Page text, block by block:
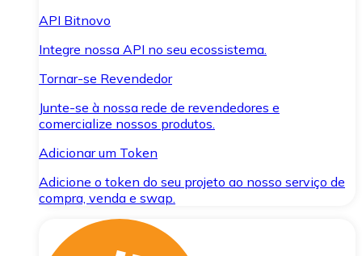
API Bitnovo
Integre nossa API no seu ecossistema.
Tornar-se Revendedor
Junte-se à nossa rede de revendedores e
comercialize nossos produtos.
Adicionar um Token
Adicione o token do seu projeto ao nosso serviço de
compra, venda e swap.